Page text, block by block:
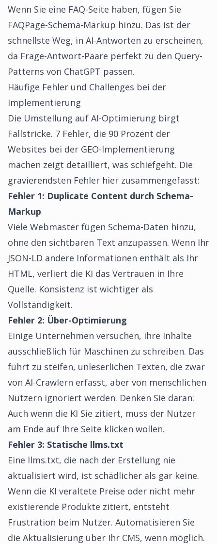
Wenn Sie eine FAQ-Seite haben, fügen Sie
FAQPage-Schema-Markup hinzu. Das ist der
schnellste Weg, in AI-Antworten zu erscheinen,
da Frage-Antwort-Paare perfekt zu den Query-
Patterns von ChatGPT passen.
Häufige Fehler und Challenges bei der
Implementierung
Die Umstellung auf AI-Optimierung birgt
Fallstricke. 7 Fehler, die 90 Prozent der
Websites bei der GEO-Implementierung
machen zeigt detailliert, was schiefgeht. Die
gravierendsten Fehler hier zusammengefasst:
Fehler 1: Duplicate Content durch Schema-
Markup
Viele Webmaster fügen Schema-Daten hinzu,
ohne den sichtbaren Text anzupassen. Wenn Ihr
JSON-LD andere Informationen enthält als Ihr
HTML, verliert die KI das Vertrauen in Ihre
Quelle. Konsistenz ist wichtiger als
Vollständigkeit.
Fehler 2: Über-Optimierung
Einige Unternehmen versuchen, ihre Inhalte
ausschließlich für Maschinen zu schreiben. Das
führt zu steifen, unleserlichen Texten, die zwar
von AI-Crawlern erfasst, aber von menschlichen
Nutzern ignoriert werden. Denken Sie daran:
Auch wenn die KI Sie zitiert, muss der Nutzer
am Ende auf Ihre Seite klicken wollen.
Fehler 3: Statische llms.txt
Eine llms.txt, die nach der Erstellung nie
aktualisiert wird, ist schädlicher als gar keine.
Wenn die KI veraltete Preise oder nicht mehr
existierende Produkte zitiert, entsteht
Frustration beim Nutzer. Automatisieren Sie
die Aktualisierung über Ihr CMS, wenn möglich.